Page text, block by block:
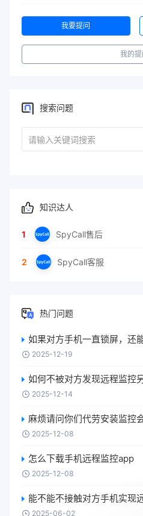
我要提问
我的提
搜索问题
知识达人
1 SpyCall售后
2 SpyCall客服
热门问题
如果对方手机一直锁屏，还能
2025-12-19
如何不被对方发现远程监控
2025-12-14
麻烦请问你们代劳安装监控
2025-12-08
怎么下载手机远程监控app
2025-12-08
能不能不接触对方手机实现
2025-06-02